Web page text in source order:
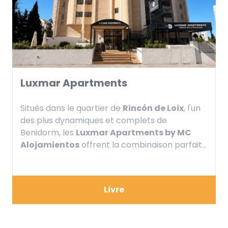
Luxmar Apartments
Situés dans le quartier de Rincón de Loix, l'un
des plus dynamiques et complets de
Benidorm, les Luxmar Apartments by MC
Alojamientosoffrent la combinaison parfaite
Livre